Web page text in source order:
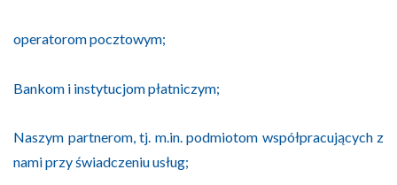
operatorom pocztowym;
Bankom i instytucjom płatniczym;
Naszym partnerom, tj. m.in. podmiotom współpracujących z
nami przy świadczeniu usług;